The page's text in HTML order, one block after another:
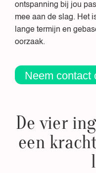
ontspanning bij jou
mee aan de slag. Het
lange termijn en
oorzaak.
Neem contact
De vier
een